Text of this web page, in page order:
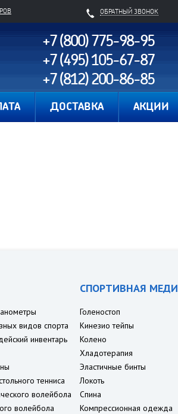
ОБРАТНЫЙ ЗВОНОК
+7 (800) 775-98-95
+7 (495) 105-67-87
+7 (812) 200-86-85
ДОСТАВКА АКЦИИ
видов спорта
инвентарь
тенниса
волейбола
волейбола
СПОРТИВНАЯ
Голеностоп
Кинезио тейпы
Колено
Хладотерапия
Эластичные бинты
Локоть
Спина
Компрессионная одежда